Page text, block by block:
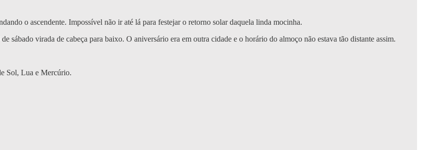
o ascendente. Impossível não ir até lá para festejar o retorno solar daquela linda mocinha.
sábado virada de cabeça para baixo. O aniversário era em outra cidade e o horário do almoço não estava tão distante assim.
Sol, Lua e Mercúrio.